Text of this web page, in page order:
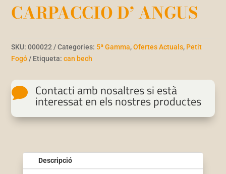
CARPACCIO D’ ANGUS
SKU:000022 Categories: 5ª Gamma,Ofertes Actuals, Petit
Fogó
Etiqueta:can bech
 Contacti amb nosaltres si està
interessat en els nostres productes
Descripció